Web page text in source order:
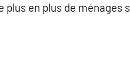
plus en plus de